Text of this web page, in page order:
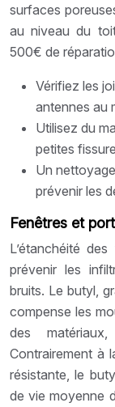
surfaces
au niveau du
500€ de
Vérifiez les
antennes au
Utilisez du
petites
Un
prévenir les
Fenêtres et
L’étanchéité
prévenir les
bruits. Le butyl,
compense les
des
Contrairement à
résistante, le
de vie moyenne